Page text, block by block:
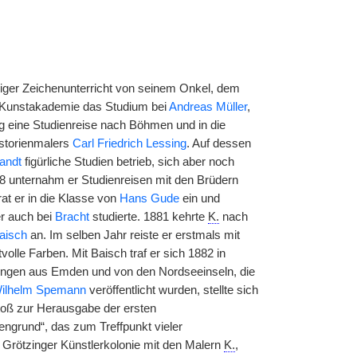
Zeichenunterricht von seinem Onkel, dem
das Studium beiAndreas Müller,
Studienreise nach Böhmen und in die
Carl Friedrich Lessing. Auf dessen
figürliche Studien betrieb, sich aber noch
unternahm er Studienreisen mit den Brüdern
er in die Klasse von Hans Gudeein und
auch bei Brachtstudierte. 1881 kehrte K. nach
an. Im selben Jahr reiste er erstmals mit
Farben. Mit Baisch traf er sich 1882 in
aus Emden und von den Nordseeinseln, die
Spemannveröffentlicht wurden, stellte sich
zur Herausgabe der ersten
das zum Treffpunkt vieler
Künstlerkolonie mit den Malern K.,